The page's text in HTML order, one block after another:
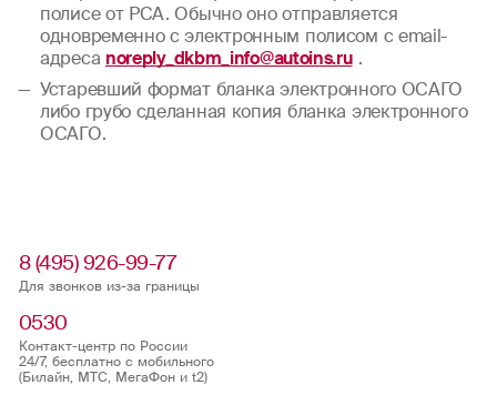
полисе от РСА. Обычно оно отправляется
одновременно с электронным полисом с email-
адреса noreply_dkbm_info@autoins.ru .
Устаревший формат бланка электронного ОСАГО
либо грубо сделанная копия бланка электронного
ОСАГО.
8 (495) 926-99-77
Для звонков из-за границы
0530
Контакт-центр по России
24/7, бесплатно с мобильного
(Билайн, МТС, МегаФон и t2)